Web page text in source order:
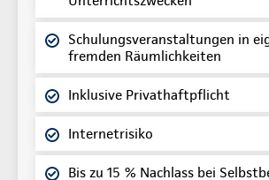
Schulungsveranstaltungen in
fremden Räumlichkeiten
Inklusive Privathaftpflicht
Internetrisiko
Bis zu 15 % Nachlass bei